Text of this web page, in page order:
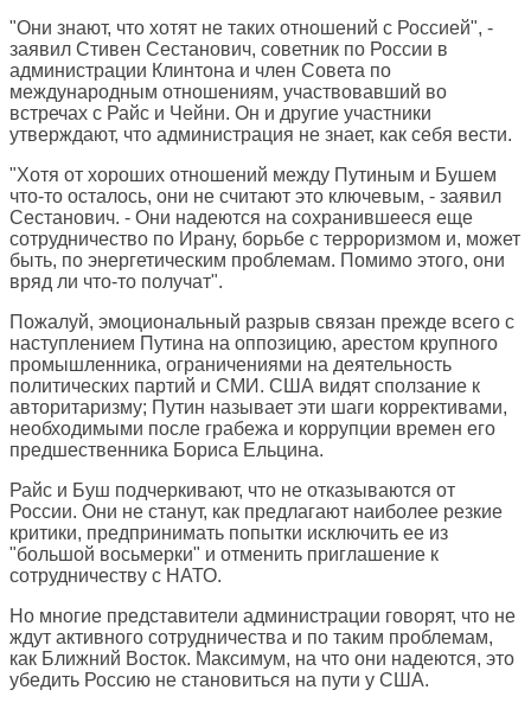
"Они знают, что хотят не таких отношений с Россией", -
заявил Стивен Сестанович, советник по России в
администрации Клинтона и член Совета по
международным отношениям, участвовавший во
встречах с Райс и Чейни. Он и другие участники
утверждают, что администрация не знает, как себя вести.
"Хотя от хороших отношений между Путиным и Бушем
что-то осталось, они не считают это ключевым, - заявил
Сестанович. - Они надеются на сохранившееся еще
сотрудничество по Ирану, борьбе с терроризмом и, может
быть, по энергетическим проблемам. Помимо этого, они
вряд ли что-то получат".
Пожалуй, эмоциональный разрыв связан прежде всего с
наступлением Путина на оппозицию, арестом крупного
промышленника, ограничениями на деятельность
политических партий и СМИ. США видят сползание к
авторитаризму; Путин называет эти шаги коррективами,
необходимыми после грабежа и коррупции времен его
предшественника Бориса Ельцина.
Райс и Буш подчеркивают, что не отказываются от
России. Они не станут, как предлагают наиболее резкие
критики, предпринимать попытки исключить ее из
"большой восьмерки" и отменить приглашение к
сотрудничеству с НАТО.
Но многие представители администрации говорят, что не
ждут активного сотрудничества и по таким проблемам,
как Ближний Восток. Максимум, на что они надеются, это
убедить Россию не становиться на пути у США.